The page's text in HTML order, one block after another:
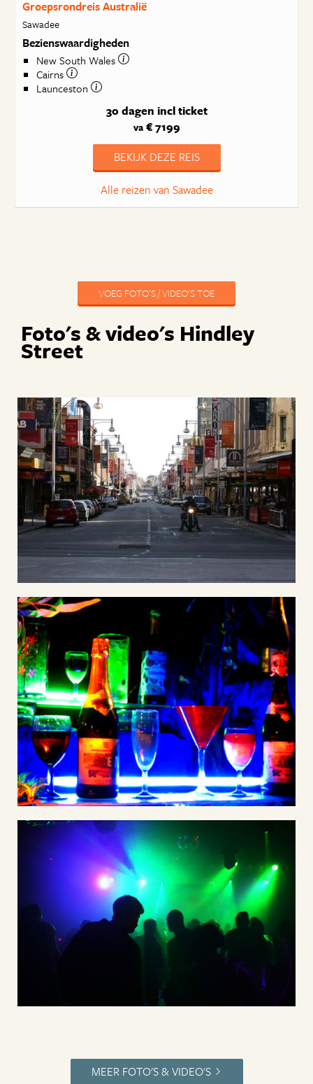
Groepsrondreis Australië
Sawadee
Bezienswaardigheden
New South Wales
Cairns
Launceston
30 dagen incl ticket
va€ 7199
BEKIJK DEZE REIS
Alle reizen van Sawadee
VOEG FOTO'S / VIDEO'S TOE
Foto's & video's Hindley
Street
MEER FOTO'S & VIDEO'S